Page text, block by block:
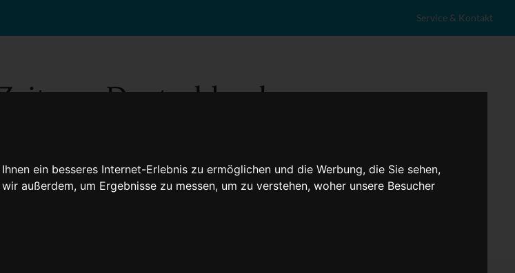
ein besseres Internet-Erlebnis zu ermöglichen und die Werbung, die Sie sehen,
außerdem, um Ergebnisse zu messen, um zu verstehen, woher unsere Besucher
Service & Kontakt